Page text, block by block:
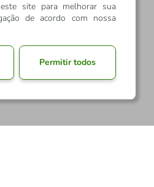
site para melhorar sua
de acordo com nossa
Permitir todos